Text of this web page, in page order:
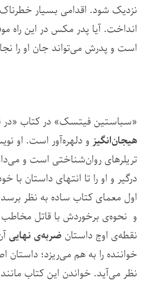
نزدیک شود. اقدامی بسیار
انداخت. آیا پدر مکس در این راه
است و پدرش می‌تواند جان او را
«سباستین فیتسک» در کتاب «در
هیجان‌انگیز و دلهره‌آور است. او
تریلرهای روان‌شناختی است و
درگیر و او را تا انتهای داستان با
اول معمای کتاب ساده به نظر
و نحوه‌ی برخوردش با قاتل
نقطه‌ی اوج داستان ضربه‌ی نهایی
خواننده را به هم می‌ریزد؛
نظر می‌آید. خواندن این کتاب